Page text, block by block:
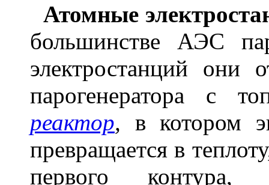
Атомные
большинстве АЭС
электростанций они
парогенератора с
реактор, в котором
превращается в
первого